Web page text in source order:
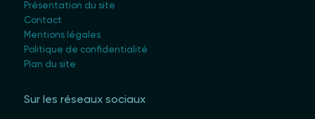
Présentation du site
Contact
Mentions légales
Politique de confidentialité
Plan du site
Sur les réseaux sociaux